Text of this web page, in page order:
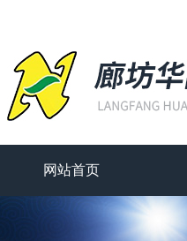
网站首页